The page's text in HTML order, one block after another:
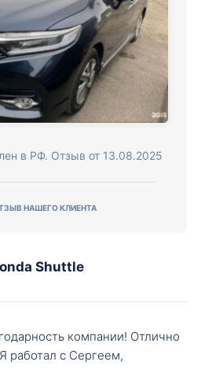
в РФ. Отзыв от 13.08.2025
НАШЕГО КЛИЕНТА
Shuttle
компании! Отлично
работал с Сергеем,